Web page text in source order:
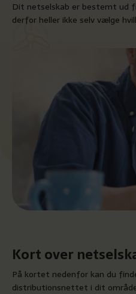
Dit netselskab er bestemt ud
derfor heller ikke selv vælge
Kort over
På kortet nedenfor kan du
distributionsnettet i dit